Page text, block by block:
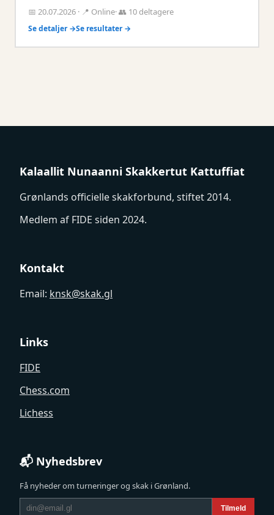
📅 20.07.2026 · 📍 Online· 👥 10 deltagere
Se detaljer →Se resultater →
Kalaallit Nunaanni Skakkertut Kattuffiat
Grønlands officielle skakforbund, stiftet 2014.
Medlem af FIDE siden 2024.
Kontakt
Email: knsk@skak.gl
Links
FIDE
Chess.com
Lichess
📬 Nyhedsbrev
Få nyheder om turneringer og skak i Grønland.
Tilmeld